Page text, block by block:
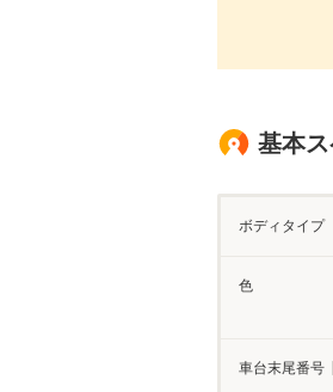
基本
ボディタイプ
色
車台末尾番号